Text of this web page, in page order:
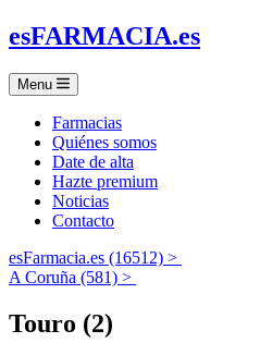
esFARMACIA.es
Menu
Farmacias
Quiénes somos
Date de alta
Hazte premium
Noticias
Contacto
esFarmacia.es (16512) >
A Coruña (581) >
Touro (2)